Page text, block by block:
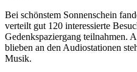
Bei schönstem Sonnenschein
verteilt gut 120 interessierte
Gedenkspaziergang teilnahmen.
blieben an den Audiostationen
Musik.